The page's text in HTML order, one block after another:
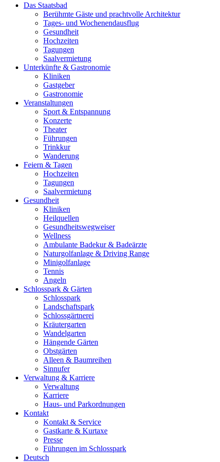
Das Staatsbad
Berühmte Gäste und prachtvolle Architektur
Tages- und Wochenendausflug
Gesundheit
Hochzeiten
Tagungen
Saalvermietung
Unterkünfte & Gastronomie
Kliniken
Gastgeber
Gastronomie
Veranstaltungen
Sport & Entspannung
Konzerte
Theater
Führungen
Trinkkur
Wanderung
Feiern & Tagen
Hochzeiten
Tagungen
Saalvermietung
Gesundheit
Kliniken
Heilquellen
Gesundheitswegweiser
Wellness
Ambulante Badekur & Badeärzte
Naturgolfanlage & Driving Range
Minigolfanlage
Tennis
Angeln
Schlosspark & Gärten
Schlosspark
Landschaftspark
Schlossgärtnerei
Kräutergarten
Wandelgarten
Hängende Gärten
Obstgärten
Alleen & Baumreihen
Sinnufer
Verwaltung & Karriere
Verwaltung
Karriere
Haus- und Parkordnungen
Kontakt
Kontakt & Service
Gastkarte & Kurtaxe
Presse
Führungen im Schlosspark
Deutsch